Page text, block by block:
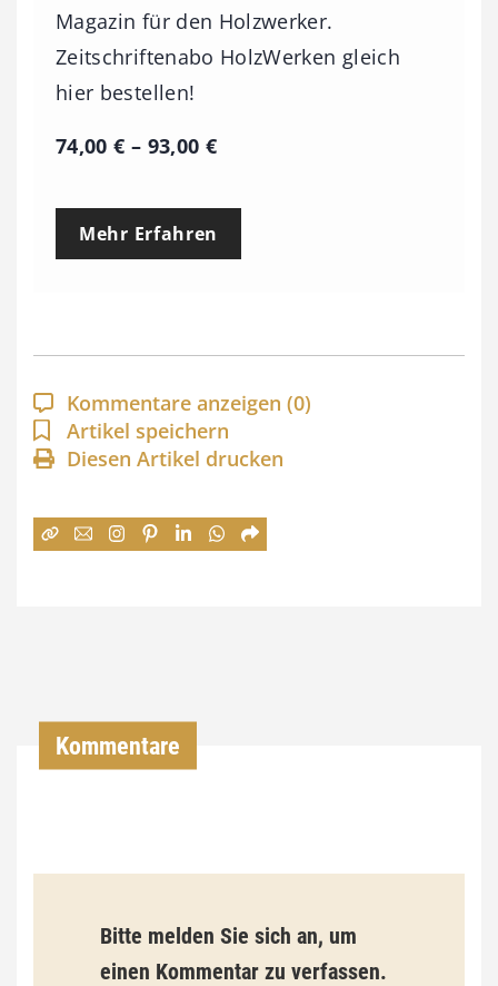
Magazin für den Holzwerker.
Zeitschriftenabo HolzWerken gleich
hier bestellen!
74,00€ – 93,00 €P
e
p
a
n
n
:
9
3
Mehr Erfahren
Kommentare anzeigen (0)
Artikel speichern
Diesen Artikel drucken
Kommentare
Bitte melden Sie sich an, um
einen Kommentar zu verfassen.